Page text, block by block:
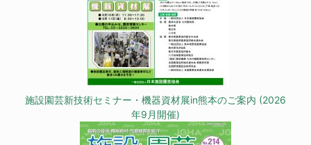
施設園芸新技術セミナー・機器資材展in熊本のご案内 (2026
年9月開催)